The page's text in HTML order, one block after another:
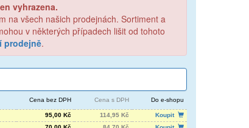
vyhrazena.
na všech našich prodejnách. Sortiment a
v některých případech lišit od tohoto
prodejně.
Cena bez DPH Cena s DPH Do e-shopu
95,00 Kč 114,95 Kč
Koupit